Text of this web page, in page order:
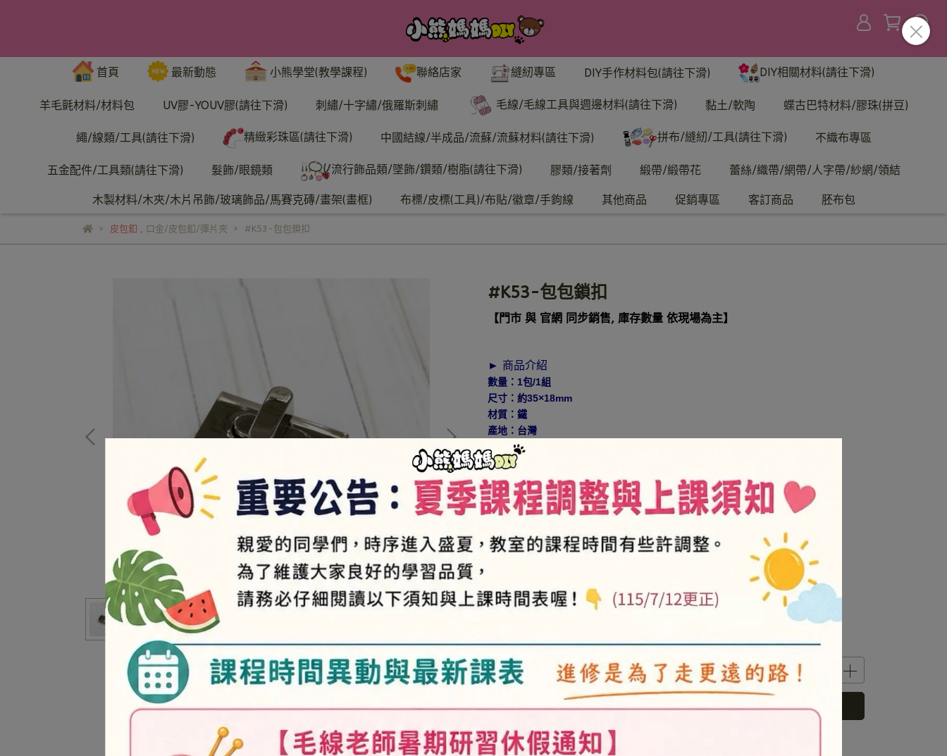
首頁 最新動態 小熊學堂(教學課程) 聯絡店家 縫紉專區 DIY手作材料包(請往下滑) DIY相關材料(請往下滑)
羊毛氈材料/材料包 UV膠-YOUV膠(請往下滑) 刺繡/十字繡/俄羅斯刺繡 毛線/毛線工具與週邊材料(請往下滑) 黏土/軟陶 蝶古巴特材料/膠珠(拼豆)
繩/線類/工具(請往下滑) 精緻彩珠區(請往下滑) 中國結線/半成品/流蘇/流蘇材料(請往下滑) 拼布/縫紉/工具(請往下滑) 不織布專區
五金配件/工具類(請往下滑) 髮飾/眼鏡類 流行飾品類/墜飾/鑽類/樹脂(請往下滑) 膠類/接著劑 緞帶/緞帶花 蕾絲/織帶/網帶/人字帶/紗網/領結
木製材料/木夾/木片吊飾/玻璃飾品/馬賽克磚/畫架(畫框) 布標/皮標(工具)/布貼/徽章/手鉤線 其他商品 促銷專區 客訂商品 胚布包
皮包釦 , 口金/皮包釦/彈片夾 #K53-包包鎖扣
#K53-包包鎖扣
【門市 與 官網 同步銷售, 庫存數量 依現場為主】
► 商品介紹
數量：1包/1組
尺寸：約35×18mm
材質：鐵
產地：台灣
使用方式：適用毛線包、拼布包等包款。
►VIP會員-售價85折NT$76/金卡會員-售價8折NT$72
(部份商品9折，特價商品、品牌商品及促銷活動不折扣)
► 如何加入會員⇒https://pse.is/3njdxz
NT$90
商品編號: J1-16-99
加入購物車 立即購買
加入最愛 此商品 「 最高 」可以折抵紅利